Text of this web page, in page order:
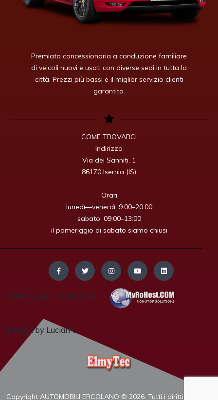
Premiata concessionaria a conduzione familiare
di veicoli nuovi e usati con diverse sedi in tutta la
città. Prezzi più bassi e il miglior servizio clienti
garantito.
COME TROVARCI
Indirizzo
Via dei Sanniti, 1
86170 Isernia (IS)
Orari
lunedì—venerdì: 9:00–20:00
sabato: 09:00–13:00
il pomeriggio di sabato siamo chiusi
Questo sito è ospitato su:
Design by Lucian C
Copyright AUTOMOBILI ERCOLANO © 2026. Tutti i diritti riservati.